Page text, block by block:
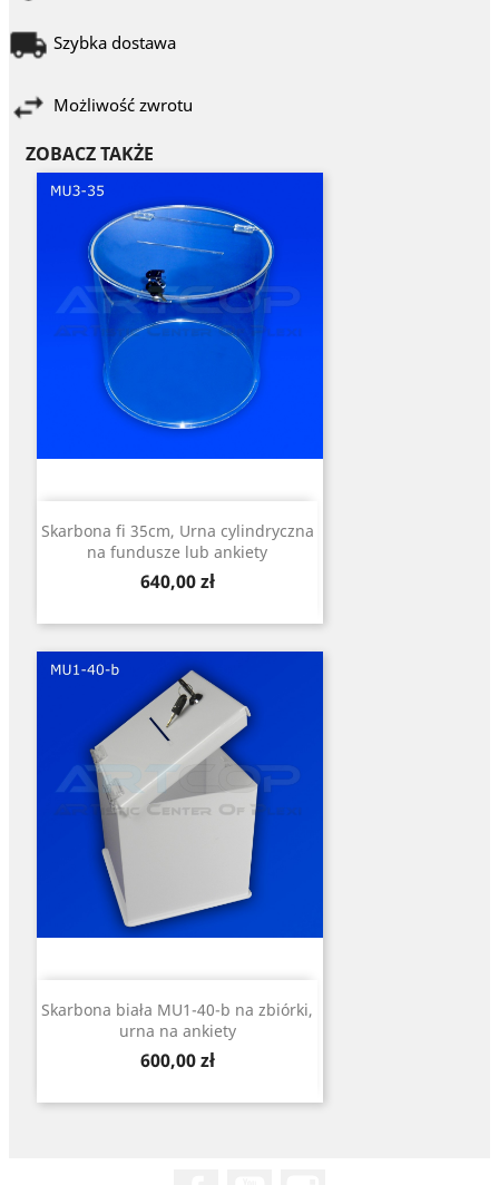
Szybka dostawa
Możliwość zwrotu
ZOBACZ TAKŻE
Skarbona fi 35cm, Urna cylindryczna
na fundusze lub ankiety
Cena
640,00 zł
Skarbona biała MU1-40-b na zbiórki,
urna na ankiety
Cena
600,00 zł